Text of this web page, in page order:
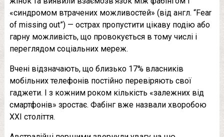
«синдромом втрачених можливостей» (від англ. “Fear
of missing out”) — острах пропустити цікаву подію або
гарну можливість, що провокується в тому числі і
переглядом соціальних мереж.
Вчені відзначають, що близько 17% власників
мобільних телефонів постійно перевіряють свої
гаджети. І з кожним роком кількість «залежних від
смартфонів» зростає. Фабінг вже назвали хворобою
ХХІ століття.